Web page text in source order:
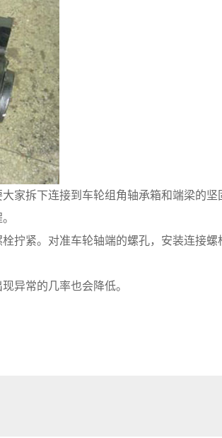
家拆下连接到车轮组角轴承箱和端梁的
拧紧。对准车轮轴端的螺孔，安装连接螺
异常的几率也会降低。